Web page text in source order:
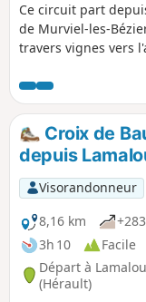
Ce circuit part
de Murviel-les-
travers vignes vers
Croix de
depuis
Visorandonneur
8,16 km
3h 10
Facile
Départ à
(Hérault)